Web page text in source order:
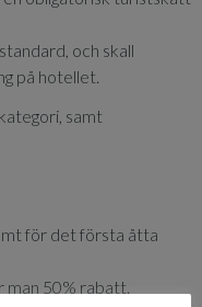
och skall
på hotellet.
samt
för det första åtta
man 50% rabatt.